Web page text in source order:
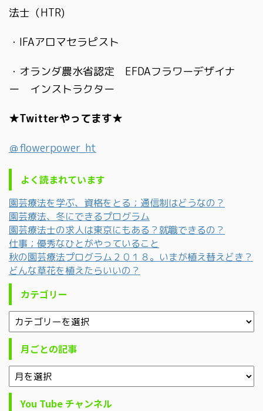
法士（HTR)
・IFAアロマセラピスト
・オランダ農水省認定 EFDAフラワーデザイナ
ー インストラクター
★Twitterやってます★
＠flowerpower_ht
よく読まれています
園芸療法を学ぶ、資格をとる；通信制はどうなの？
園芸療法、冬にできるプログラム
園芸療法士の求人は東京にもある？就職できるの？
仕事；優秀なひとがやっていること
秋の園芸療法プログラム２０１８。いまが植え替えどき？
どんな草花を植えたらいいの？
カテゴリー
月ごとの記事
You Tube チャンネル